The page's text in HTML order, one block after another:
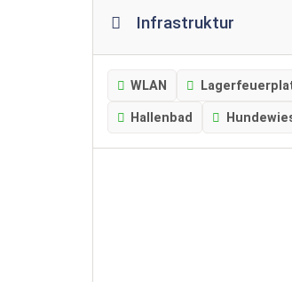
Infrastruktur
WLAN
Hallenbad